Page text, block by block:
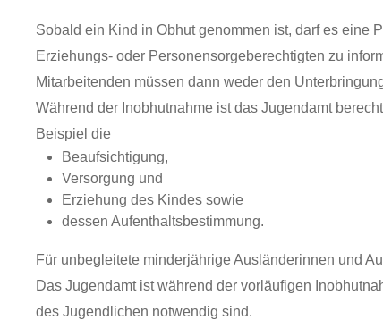
Sobald ein Kind in Obhut genommen ist, darf es eine
Erziehungs- oder Personensorgeberechtigten zu
Mitarbeitenden müssen dann weder den
Während der Inobhutnahme ist das Jugendamt
Beispiel die
Beaufsichtigung,
Versorgung und
Erziehung des Kindes sowie
dessen Aufenthaltsbestimmung.
Für unbegleitete minderjährige Ausländerinnen und
Das Jugendamt ist während der vorläufigen
des Jugendlichen notwendig sind.